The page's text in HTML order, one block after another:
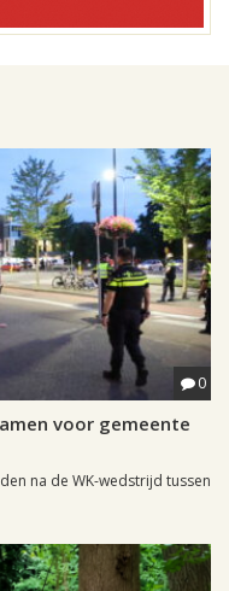
0
voor gemeente
na de WK-wedstrijd tussen